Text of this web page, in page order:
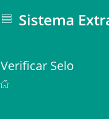
Sistema
Verificar Selo